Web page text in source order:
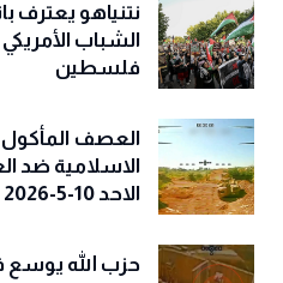
نتنياهو يعترف
الشباب
فلسطين
العصف
الاسلامية ضد
الاحد 10-5-2026
حزب الله يوسع